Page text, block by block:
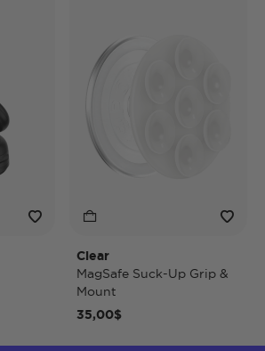
Clear
MagSafe Suck-Up Grip &
Mount
35,00$